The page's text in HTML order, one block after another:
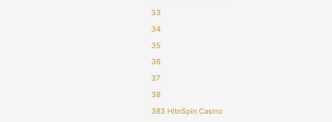
33
34
35
36
37
38
383 HitnSpin Casino